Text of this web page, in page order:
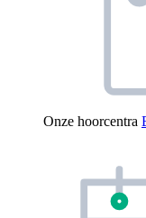
Onze hoorcentra